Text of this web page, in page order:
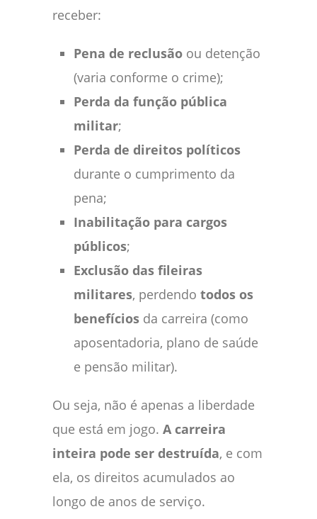
receber:
Pena de reclusão ou detenção
(varia conforme o crime);
Perda da função pública
militar;
Perda de direitos políticos
durante o cumprimento da
pena;
Inabilitação para cargos
públicos;
Exclusão das fileiras
militares, perdendo todos os
benefícios da carreira (como
aposentadoria, plano de saúde
e pensão militar).
Ou seja, não é apenas a liberdade
que está em jogo. A carreira
inteira pode ser destruída, e com
ela, os direitos acumulados ao
longo de anos de serviço.